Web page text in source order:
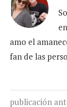
amo el
fan de las
publicación